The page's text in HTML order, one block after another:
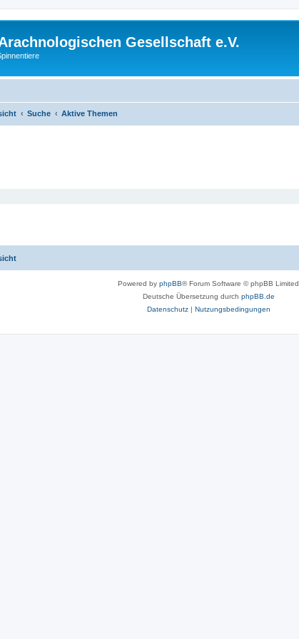
Gesellschaft e.V.
Suche Aktive Themen
Powered by phpBB® Forum Software © phpBB Limited
Deutsche Übersetzung durch phpBB.de
Datenschutz| Nutzungsbedingungen